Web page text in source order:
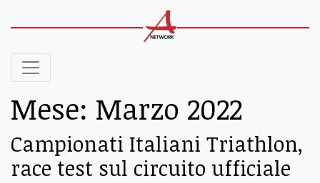
Mese: Marzo 2022
Campionati Italiani Triathlon,
race test sul circuito ufficiale